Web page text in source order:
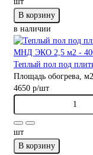
В корзину
в наличии
Теплый пол под
Площадь обогрева,
4650 р/шт
шт
В корзину